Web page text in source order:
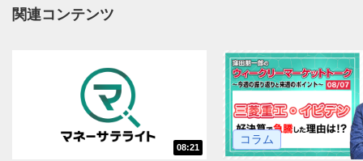
動画再生エリア
動画再生エリアをクリックすると、動画を再生または
関連コンテンツ
08:21
コラム